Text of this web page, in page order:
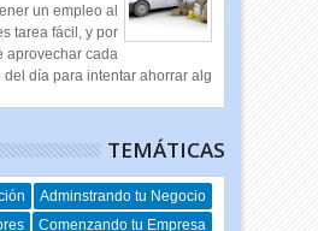
un empleo al
tarea fácil, y por
aprovechar cada
día para intentar ahorrar alg...
TEMÁTICAS
Adminstrando tu Negocio
Comenzando tu Empresa